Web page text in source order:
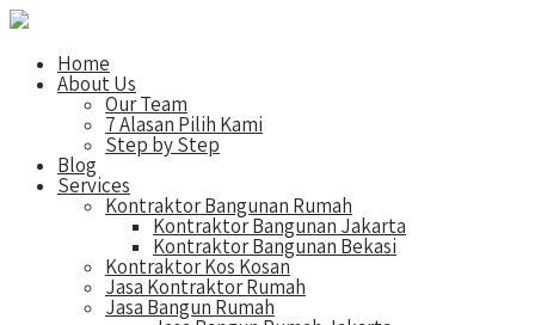
Home
About Us
Our Team
7 Alasan Pilih Kami
Step by Step
Blog
Services
Kontraktor Bangunan Rumah
Kontraktor Bangunan Jakarta
Kontraktor Bangunan Bekasi
Kontraktor Kos Kosan
Jasa Kontraktor Rumah
Jasa Bangun Rumah